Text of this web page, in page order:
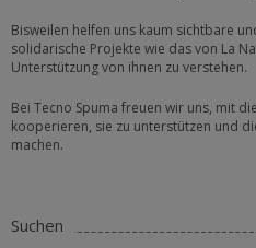
Bisweilen helfen uns kaum sichtbare
solidarische Projekte wie das von La
Unterstützung von ihnen zu verstehen.
Bei Tecno Spuma freuen wir uns, mit
kooperieren, sie zu unterstützen und
machen.
Suchen